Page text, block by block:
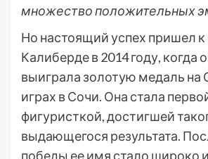
множество положительных
Но настоящий успех пришел
Калиберде в 2014 году, когда
выиграла золотую медаль
играх в Сочи. Она стала
фигуристкой, достигшей
выдающегося результата.
победы ее имя стало широко